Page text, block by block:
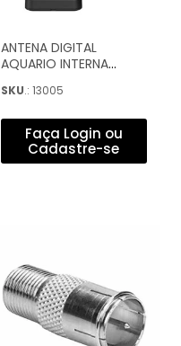
ANTENA DIGITAL
AQUARIO INTERNA
DTV-200
SKU.: 13005
Faça Login ou
Cadastre-se